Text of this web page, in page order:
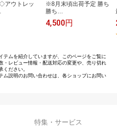
ア​ウ​ト​レ​ッ​
※​8​月​末​頃​出​荷​予​定​ ​勝​ち​
勝​ち​…
4,500円
ムを紹介していますが、このページをご覧に
・レビュー情報・配送対応の変更や、売り切れ
ください。
説明のお問い合わせは、各ショップにお問い
特集・サービス